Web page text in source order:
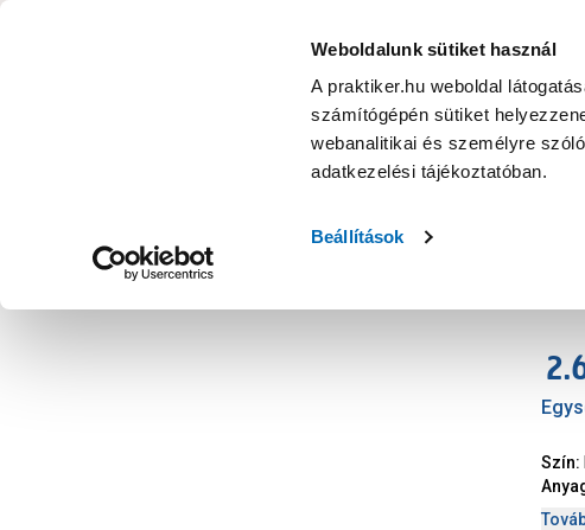
Weboldalunk sütiket használ
A praktiker.hu weboldal
számítógépén sütiket
webanalitikai és személyre
adatkezelési tájékoztatóban.
Beállítások
KATEGÓRIÁK
Nyereményjáték
Szín: